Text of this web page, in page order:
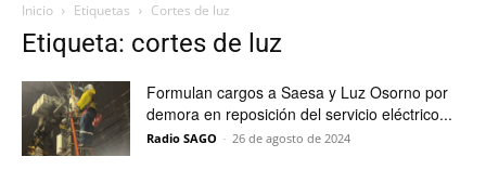
Inicio Etiquetas Cortes de luz
Etiqueta: cortes de luz
Formulan cargos a Saesa y Luz Osorno por
demora en reposición del servicio eléctrico...
Radio SAGO - 26 de agosto de 2024